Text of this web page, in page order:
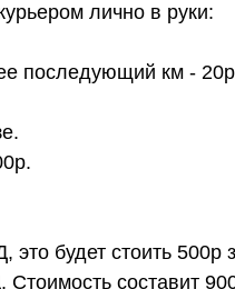
лично в руки:
последующий км -
будет стоить
составит